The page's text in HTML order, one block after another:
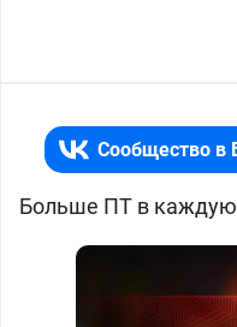
Сообщество в
Больше ПТ в